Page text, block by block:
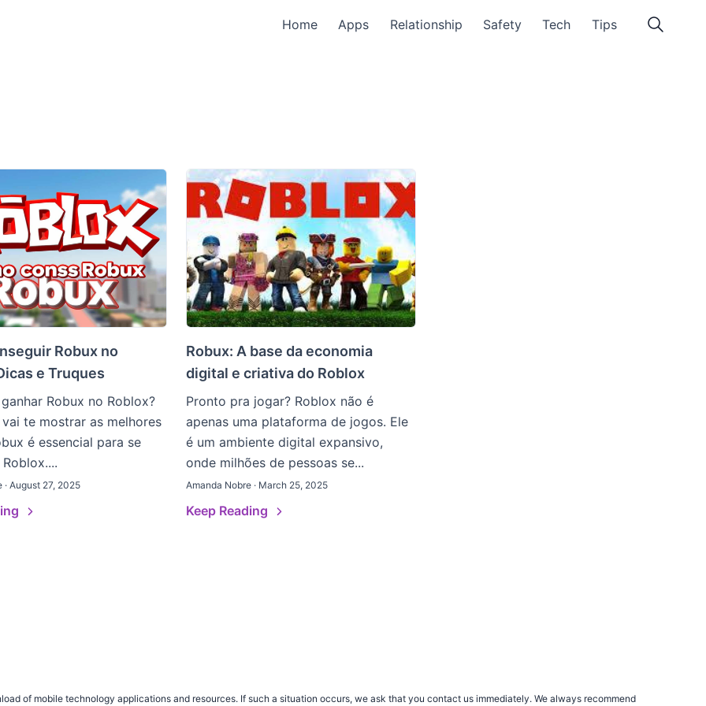
Home Apps Relationship Safety Tech Tips
Robux no
e Truques
Robux no Roblox?
te mostrar as melhores
é essencial para se
· August 27, 2025
Robux: A base da economia
digital e criativa do Roblox
Pronto pra jogar? Roblox não é
apenas uma plataforma de jogos. Ele
é um ambiente digital expansivo,
onde milhões de pessoas se...
Amanda Nobre · March 25, 2025
Keep Reading
of mobile technology applications and resources. If such a situation occurs, we ask that you contact us immediately. We always recommend